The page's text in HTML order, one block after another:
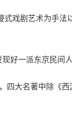
式戏剧艺术为手法
好一派东京民间
四大名著中除《西